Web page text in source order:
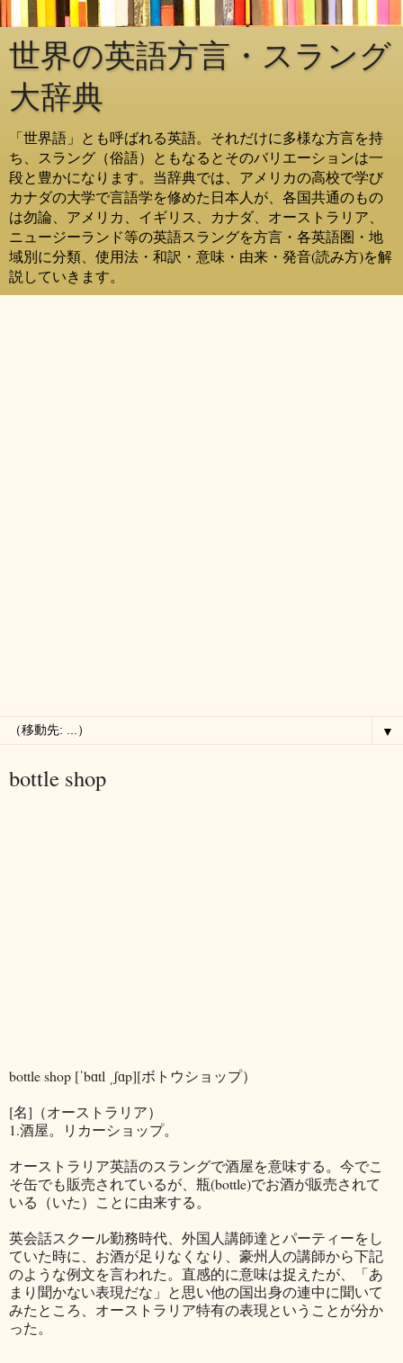
世界の英語方言・スラング
大辞典
「世界語」とも呼ばれる英語。それだけに多様な方言を持
ち、スラング（俗語）ともなるとそのバリエーションは一
段と豊かになります。当辞典では、アメリカの高校で学び
カナダの大学で言語学を修めた日本人が、各国共通のもの
は勿論、アメリカ、イギリス、カナダ、オーストラリア、
ニュージーランド等の英語スラングを方言・各英語圏・地
域別に分類、使用法・和訳・意味・由来・発音(読み方)を解
説していきます。
▼
bottle shop
bottle shop [ˈbɑtl ˌʃɑp][ボトウショップ）
[名]（オーストラリア）
1.酒屋。リカーショップ。
オーストラリア英語のスラングで酒屋を意味する。今でこ
そ缶でも販売されているが、瓶(bottle)でお酒が販売されて
いる（いた）ことに由来する。
英会話スクール勤務時代、外国人講師達とパーティーをし
ていた時に、お酒が足りなくなり、豪州人の講師から下記
のような例文を言われた。直感的に意味は捉えたが、「あ
まり聞かない表現だな」と思い他の国出身の連中に聞いて
みたところ、オーストラリア特有の表現ということが分か
った。